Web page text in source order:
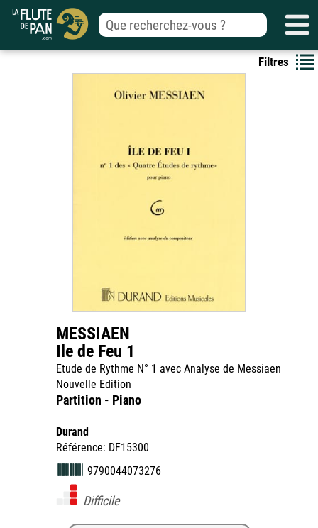
Filtres
MESSIAEN
Ile de Feu 1
Etude de Rythme N° 1 avec Analyse de Messiaen
Nouvelle Edition
Partition - Piano
Durand
Référence: DF15300
9790044073276
Difficile